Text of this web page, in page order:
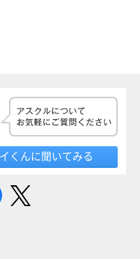
くんに聞いてみる